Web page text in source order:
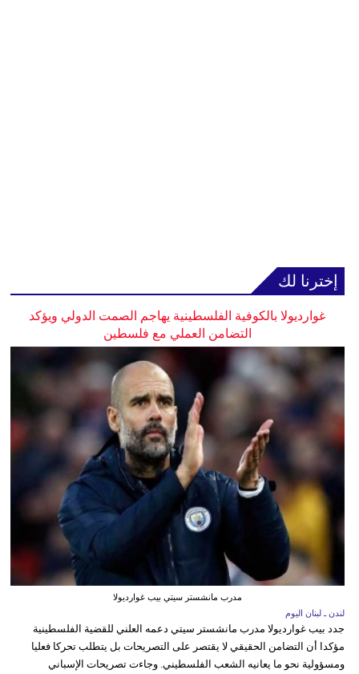
إخترنا لك
غوارديولا بالكوفية الفلسطينية يهاجم الصمت الدولي ويؤكد
التضامن العملي مع فلسطين
مدرب مانشستر سيتي بيب غوارديولا
لندن ـ لبنان اليوم
جدد بيب غوارديولا مدرب مانشستر سيتي دعمه العلني للقضية الفلسطينية
مؤكدا أن التضامن الحقيقي لا يقتصر على التصريحات بل يتطلب تحركا فعليا
ومسؤولية نحو ما يعانيه الشعب الفلسطيني. وجاءت تصريحات الإسباني